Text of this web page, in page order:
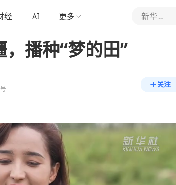
经 AI 更多 新华社新闻
播种“梦的田”
关注